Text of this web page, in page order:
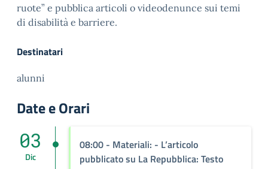
ruote” e pubblica articoli o videodenunce sui temi
di disabilità e barriere.
Destinatari
alunni
Date e Orari
08:00 - Materiali: - L’articolo
pubblicato su La Repubblica: Testo
03
Dic